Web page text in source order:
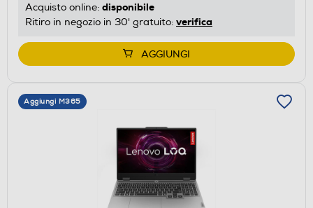
Acquisto online: disponibile
Ritiro in negozio in 30' gratuito: verifica
AGGIUNGI
Aggiungi M365